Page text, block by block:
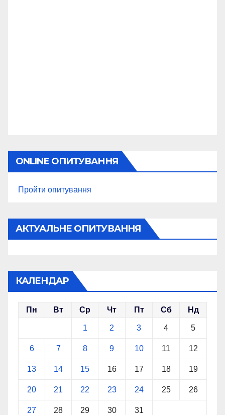
ONLINE ОПИТУВАННЯ
Пройти опитування
АКТУАЛЬНЕ ОПИТУВАННЯ
КАЛЕНДАР
Пн Вт Ср Чт Пт Сб Нд
1 2 3 4 5
6 7 8 9 10 11 12
13 14 15 16 17 18 19
20 21 22 23 24 25 26
27 28 29 30 31